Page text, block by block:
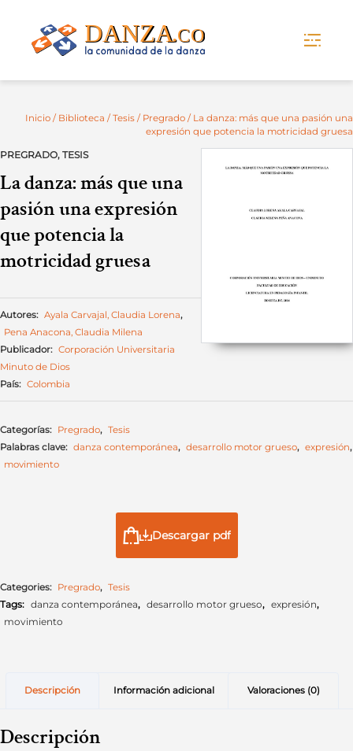
Inicio / Biblioteca / Tesis / Pregrado / La danza: más que una pasión una
expresión que potencia la motricidad gruesa
PREGRADO, TESIS
La danza: más que una
pasión una expresión
que potencia la
motricidad gruesa
Autores: Ayala Carvajal, Claudia Lorena,
Pena Anacona, Claudia Milena
Publicador: Corporación Universitaria
Minuto de Dios
País: Colombia
Categorías: Pregrado, Tesis
Palabras clave: danza contemporánea, desarrollo motor grueso, expresión,
movimiento
Descargar pdf
Categories: Pregrado, Tesis
Tags: danza contemporánea, desarrollo motor grueso, expresión,
movimiento
Descripción Información adicional Valoraciones (0)
Descripción